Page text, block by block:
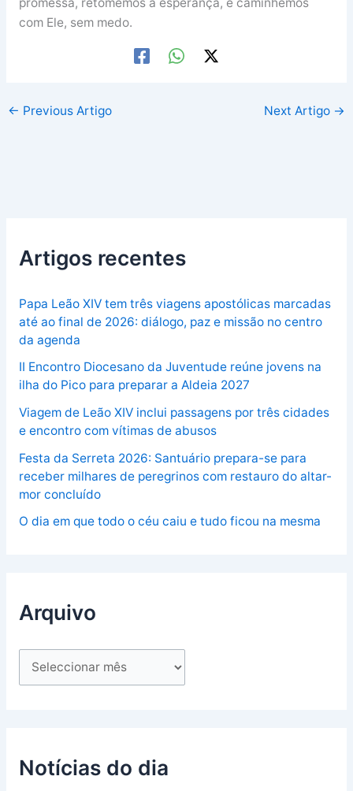
promessa, retomemos a esperança, e caminhemos
com Ele, sem medo.
← Previous Artigo Next Artigo →
Artigos recentes
Papa Leão XIV tem três viagens apostólicas marcadas
até ao final de 2026: diálogo, paz e missão no centro
da agenda
II Encontro Diocesano da Juventude reúne jovens na
ilha do Pico para preparar a Aldeia 2027
Viagem de Leão XIV inclui passagens por três cidades
e encontro com vítimas de abusos
Festa da Serreta 2026: Santuário prepara-se para
receber milhares de peregrinos com restauro do altar-
mor concluído
O dia em que todo o céu caiu e tudo ficou na mesma
Arquivo
Notícias do dia